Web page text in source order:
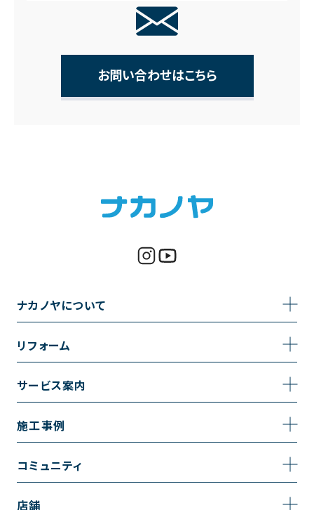
お問い合わせはこちら
ナカノヤについて
事業内容
採用情報
リフォーム
トイレのリフォーム
キッチンのリフォーム
サービス案内
サービスの流れ
施工事例
施工事例一覧
コミュニティ
コミュニティ
店舗